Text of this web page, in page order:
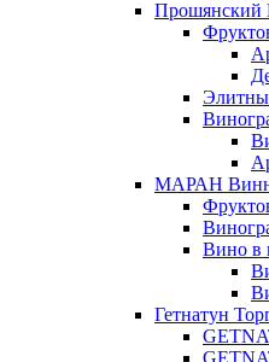
Прошянский
МАРАН
Вино в
Гетнатун